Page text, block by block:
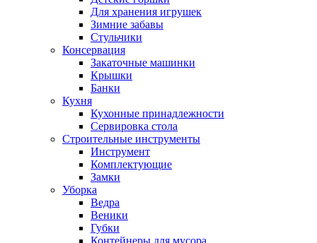
Для хранения игрушек
Зимние забавы
Стульчики
Консервация
Закаточные машинки
Крышки
Банки
Кухня
Кухонные принадлежности
Сервировка стола
Строительные инструменты
Инструмент
Комплектующие
Замки
Уборка
Ведра
Веники
Губки
Контейнеры для мусора